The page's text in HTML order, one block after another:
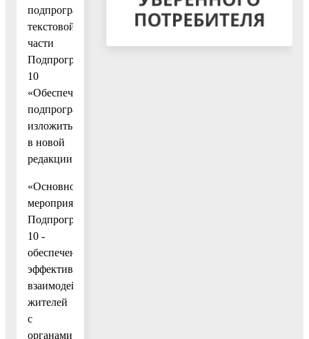
подпрограмма»
текстовой
части
Подпрограммы
10
«Обеспечивающая
подпрограмма»
изложить
в новой
редакции:
«Основное
мероприятие
Подпрограммы
10 -
обеспечение
эффективного
взаимодействия
жителей
с
органами